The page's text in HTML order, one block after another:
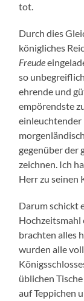
tot.
Durch dies
königliches
Freude
so
ehrende und
empörendste
einleuchtender
gegenüber der
zeichnen. Ich
Herr zu seinen
Darum schickt
Hochzeitsmahl
brachten alles
wurden alle
üblichen
auf Teppichen